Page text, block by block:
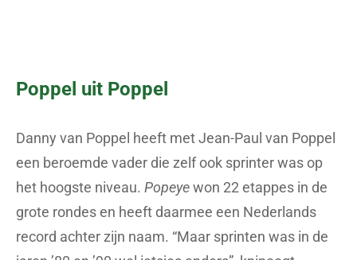
Poppel uit Poppel
Danny van Poppel heeft met Jean-Paul van Poppel
een beroemde vader die zelf ook sprinter was op
het hoogste niveau. Popeyewon 22 etappes in de
grote rondes en heeft daarmee een Nederlands
record achter zijn naam. “Maar sprinten was in de